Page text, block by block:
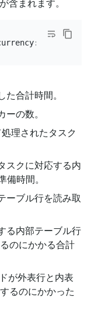
含まれます。
た合計時間。
ーの数。
理されたタスク
スクに対応する内
備時間。
ーブル行を読み取
る内部テーブル行
のにかかる合計
が外表行と内表
るのにかかった